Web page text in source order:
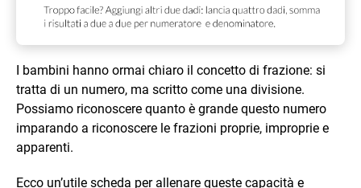
I bambini hanno ormai chiaro il concetto di frazione: si
tratta di un numero, ma scritto come una divisione.
Possiamo riconoscere quanto è grande questo numero
imparando a riconoscere le frazioni proprie, improprie e
apparenti.
Ecco un’utile scheda per allenare queste capacità e